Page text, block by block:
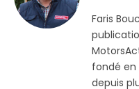
Faris
fondé en
depuis